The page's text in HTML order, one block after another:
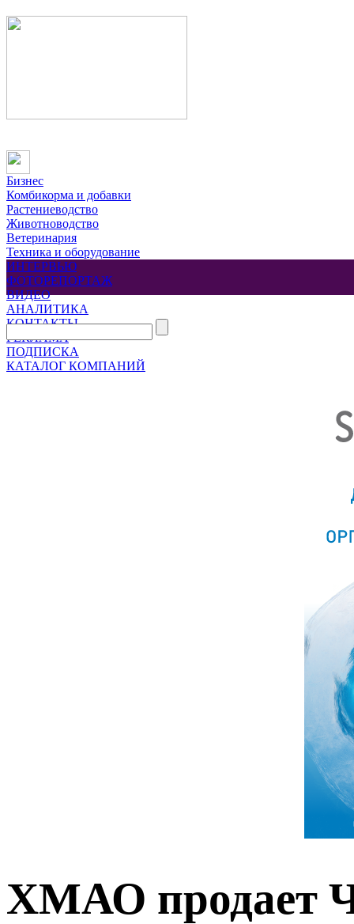
Бизнес
Комбикорма и добавки
Растениеводство
Животноводство
Ветеринария
Техника и оборудование
ИНТЕРВЬЮ
ФОТОРЕПОРТАЖ
ВИДЕО
АНАЛИТИКА
КОНТАКТЫ
РЕКЛАМА
ПОДПИСКА
КАТАЛОГ КОМПАНИЙ
ХМАО продает